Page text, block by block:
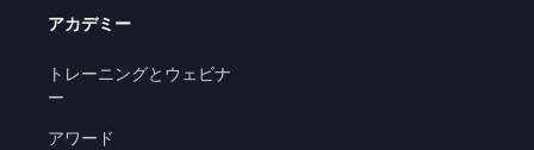
アカデミー
トレーニングとウェビナ
ー
アワード